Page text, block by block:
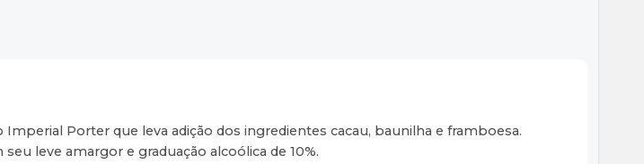
Porter que leva adição dos ingredientes cacau, baunilha e framboesa.
leve amargor e graduação alcoólica de 10%.